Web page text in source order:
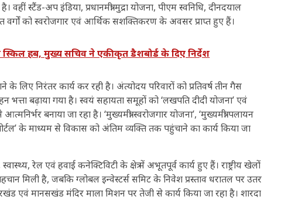
स्टैंड-अप इंडिया, प्रधानमंत्री मुद्रा योजना, पीएम स्वनिधि, दीनदयाल
को स्वरोजगार एवं आर्थिक सशक्तिकरण के अवसर प्राप्त हुए हैं।
हब, मुख्य सचिव ने एकीकृत डैशबोर्ड के दिए निर्देश
लिए निरंतर कार्य कर रही है। अंत्योदय परिवारों को प्रतिवर्ष तीन गैस
भत्ता बढ़ाया गया है। स्वयं सहायता समूहों को ‘लखपति दीदी योजना’ एवं
बनाया जा रहा है। ‘मुख्यमंत्री स्वरोजगार योजना’, ‘मुख्यमंत्री पलायन
के माध्यम से विकास को अंतिम व्यक्ति तक पहुंचाने का कार्य किया जा
रेल एवं हवाई कनेक्टिविटी के क्षेत्र में अभूतपूर्व कार्य हुए हैं। राष्ट्रीय खेलों
है, जबकि ग्लोबल इन्वेस्टर्स समिट के निवेश प्रस्ताव धरातल पर उतर
एवं मानसखंड मंदिर माला मिशन पर तेजी से कार्य किया जा रहा है। शारदा